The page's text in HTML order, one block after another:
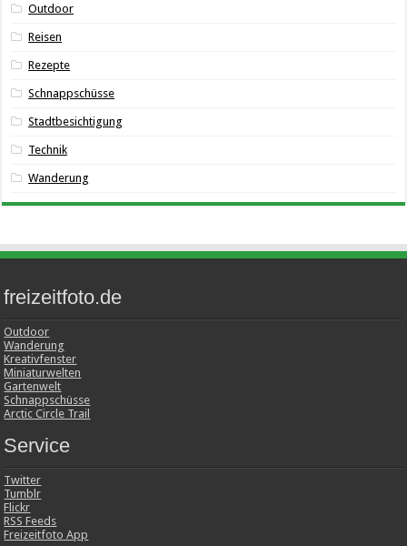
Outdoor
Reisen
Rezepte
Schnappschüsse
Stadtbesichtigung
Technik
Wanderung
freizeitfoto.de
Outdoor
Wanderung
Kreativfenster
Miniaturwelten
Gartenwelt
Schnappschüsse
Arctic Circle Trail
Service
Twitter
Tumblr
Flickr
RSS Feeds
Freizeitfoto App